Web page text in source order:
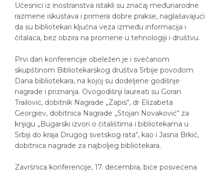
Učesnici iz inostranstva istakli su značaj međunarodne
razmene iskustava i primera dobre prakse, naglašavajući
da su bibliotekari ključna veza između informacija i
čitalaca, bez obzira na promene u tehnologiji i društvu.
Prvi dan konferencije obeležen je i svečanom
skupštinom Bibliotekarskog društva Srbije povodom
Dana bibliotekara, na kojoj su dodeljene godišnje
nagrade i priznanja. Ovogodišnji laureati su Goran
Trailović, dobitnik Nagrade „Zapis“, dr Elizabeta
Georgiev, dobitnica Nagrade „Stojan Novaković“ za
knjigu „Bugarski izvori o čitalištima i bibliotekama u
Srbiji do kraja Drugog svetskog rata“, kao i Jasna Brkić,
dobitnica nagrade za najboljeg bibliotekara.
Završnica konferencije, 17. decembra, biće posvećena